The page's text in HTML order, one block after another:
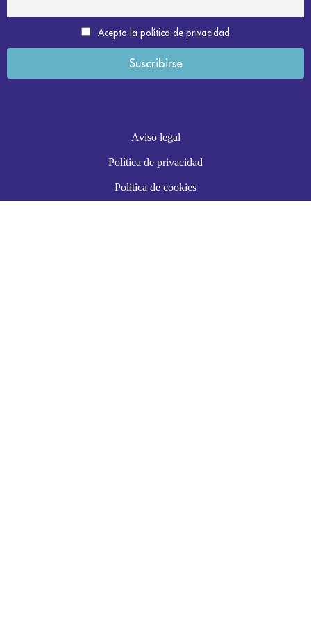
Acepto la política de privacidad
Aviso legal
Política de privacidad
Política de cookies